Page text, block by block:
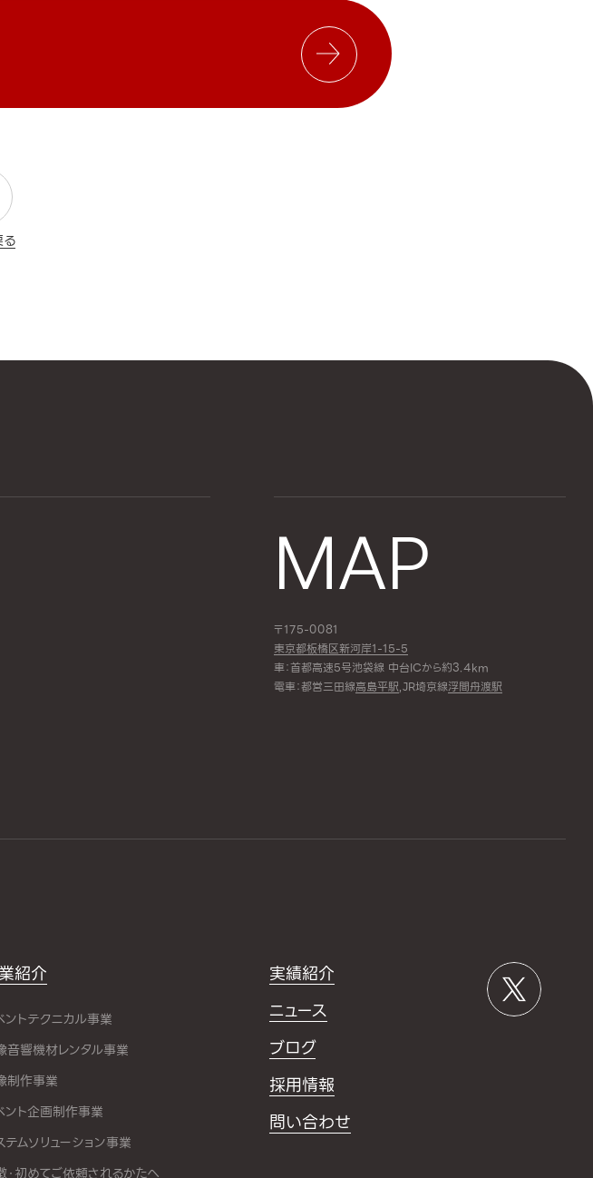
MAP
〒175-0081
東京都板橋区新河岸1-15-5
車：首都高速5号池袋線 中台ICから約3.4km
電車：都営三田線高島平駅,JR埼京線浮間舟渡駅
紹介
ントテクニカル事業
音響機材レンタル事業
制作事業
ント企画制作事業
テムソリューション事業
・初めてご依頼されるかたへ
実績紹介
ニュース
ブログ
採用情報
問い合わせ